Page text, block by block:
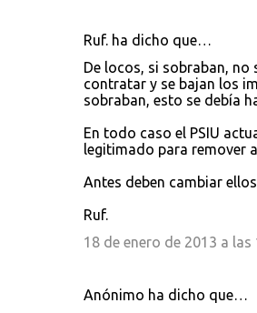
Ruf. ha dicho que…
De locos, si sobraban, no
contratar y se bajan los
sobraban, esto se debía
En todo caso el PSIU
legitimado para remover
Antes deben cambiar
Ruf.
18 de enero de 2013 a las
Anónimo ha dicho que…